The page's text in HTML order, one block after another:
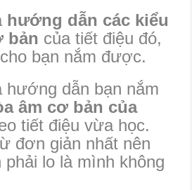
hướng dẫn các kiểu
bản của tiết điệu đó,
bạn nắm được.
hướng dẫn bạn nắm
âm cơ bản của
tiết điệu vừa học.
đơn giản nhất nên
phải lo là mình không